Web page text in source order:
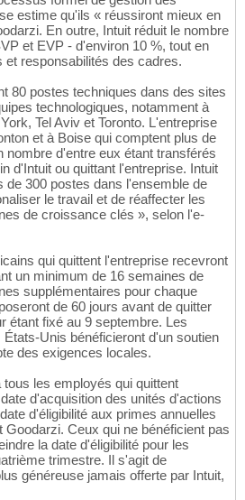
estime qu'ils « réussiront mieux en
En outre, Intuit réduit le nombre
et EVP - d'environ 10 %, tout en
et responsabilités des cadres.
80 postes techniques dans des sites
technologiques, notamment à
Tel Aviv et Toronto. L'entreprise
et à Boise qui comptent plus de
nombre d'entre eux étant transférés
d'Intuit ou quittant l'entreprise. Intuit
de 300 postes dans l'ensemble de
le travail et de réaffecter les
de croissance clés », selon l'e-
qui quittent l'entreprise recevront
un minimum de 16 semaines de
supplémentaires pour chaque
de 60 jours avant de quitter
étant fixé au 9 septembre. Les
Unis bénéficieront d'un soutien
des exigences locales.
les employés qui quittent
d'acquisition des unités d'actions
d'éligibilité aux primes annuelles
Goodarzi. Ceux qui ne bénéficient pas
la date d'éligibilité pour les
trimestre. Il s'agit de
généreuse jamais offerte par Intuit,